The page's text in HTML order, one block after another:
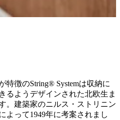
特徴のString® Systemは収納に
るようデザインされた北欧生ま
。建築家のニルス・ストリニン
よって1949年に考案されまし